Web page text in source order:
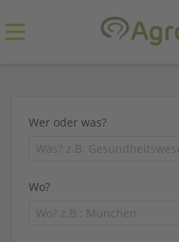
Wer oder was?
Wo?